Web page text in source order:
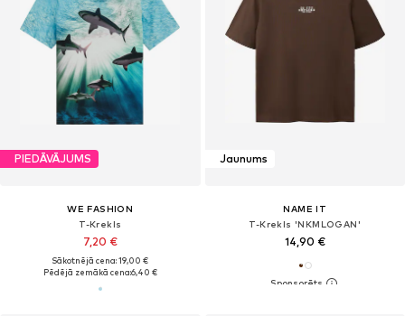
PIEDĀVĀJUMS
WE FASHION
T-Krekls
7,20 €
Sākotnējā cena: 19,00 €
Pēdējā zemākā cena:6,40 €
Jaunums
NAME IT
T-Krekls 'NKMLOGAN'
14,90 €